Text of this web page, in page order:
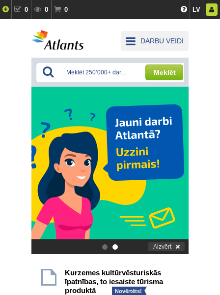
0 0 0 LV
DARBU VEIDI
Meklēt
. Aizvērt
Kurzemes kultūrvēsturiskās
īpatnības, to iesaiste tūrisma
produktā
Novērtēts!